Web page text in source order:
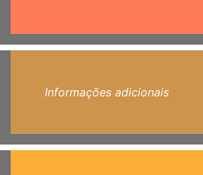
Informações adicionais